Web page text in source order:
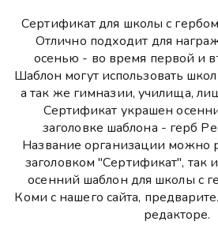
Сертификат для школы с
Отлично подходит для
осенью - во время первой и
Шаблон могут использовать
а так же гимназии, училища,
Сертификат украшен
заголовке шаблона - герб
Название организации можно
заголовком "Сертификат", так
осенний шаблон для школы с
Коми с нашего сайта,
редакторе.